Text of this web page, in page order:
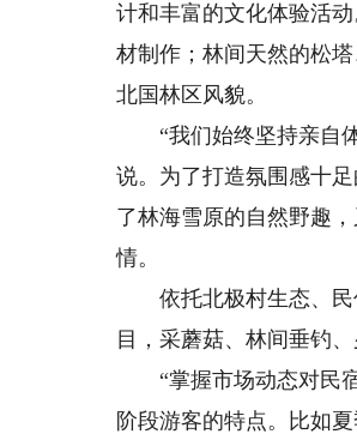
计和丰富的文化体验活
材制作；林间天然的松
北国林区风貌。
“我们始终坚持亲自体
说。为了打造氛围感十
了林海雪原的自然野趣
情。
依托北极村生态、民
目，采蘑菇、林间垂钓
“掌握市场动态对民宿
阶段游客的特点。比如